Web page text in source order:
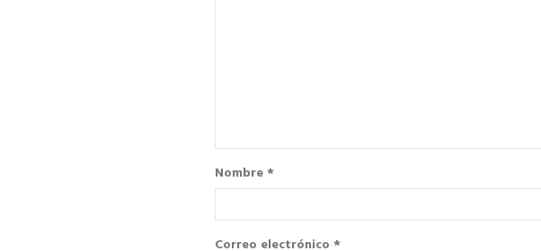
Nombre*
Correo electrónico *